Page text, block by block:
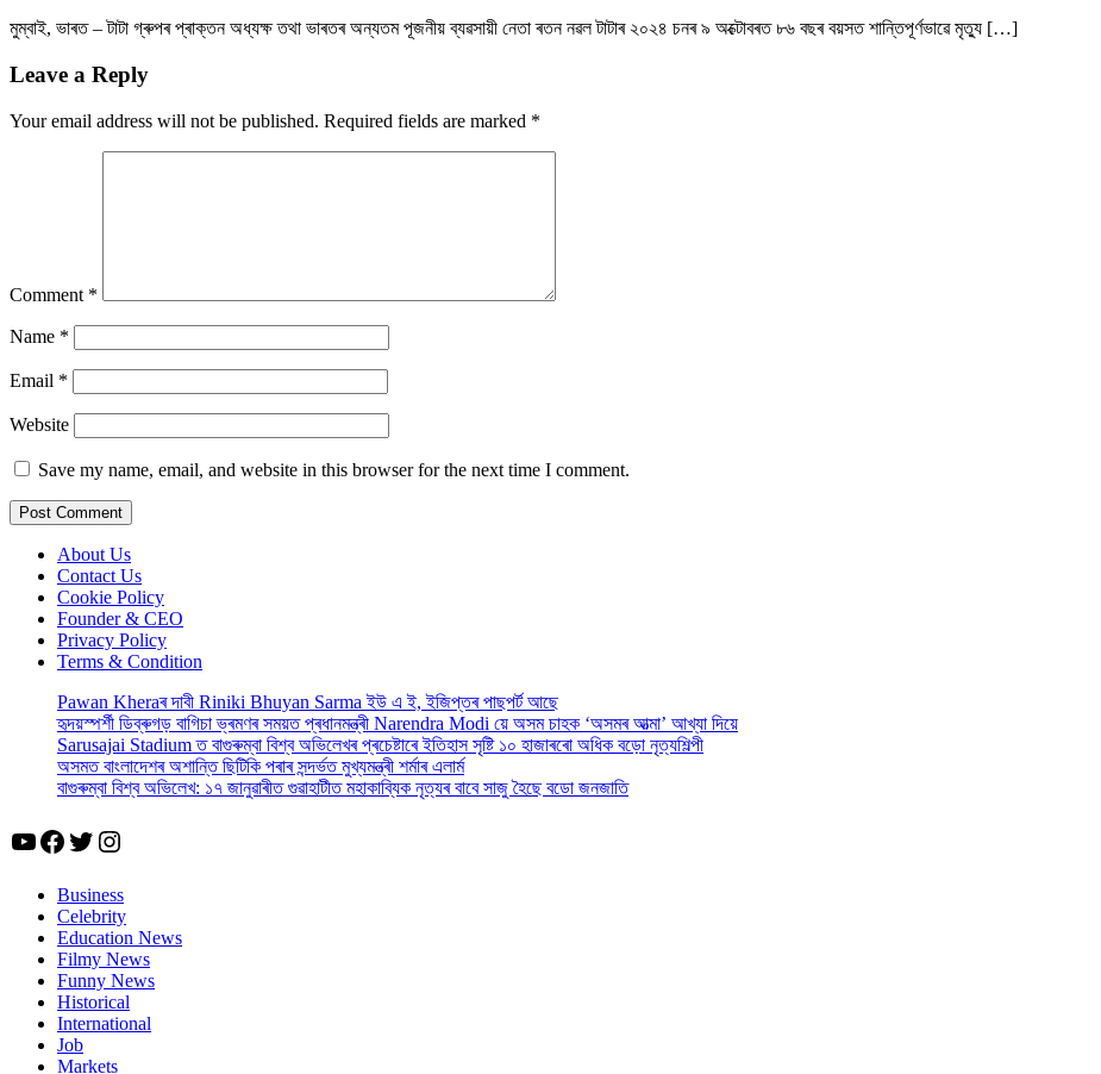
মুম্বাই, ভাৰত – টাটা গ্ৰুপৰ প্ৰাক্তন অধ্যক্ষ তথা ভাৰতৰ অন্যতম পূজনীয় ব্যৱসায়ী নেতা ৰতন নৱল টাটাৰ ২০২৪ চনৰ ৯ অক্টোবৰত ৮৬ বছৰ বয়সত শান্তিপূৰ্ণভাৱে মৃত্যু […]
Leave a Reply
Your email address will not be published. Required fields are marked *
Comment *
Name *
Email *
Website
Save my name, email, and website in this browser for the next time I comment.
About Us
Contact Us
Cookie Policy
Founder & CEO
Privacy Policy
Terms & Condition
Pawan Kheraৰ দাবী Riniki Bhuyan Sarma ইউ এ ই, ইজিপ্তৰ পাছপৰ্ট আছে
হৃদয়স্পৰ্শী ডিব্ৰুগড় বাগিচা ভ্ৰমণৰ সময়ত প্ৰধানমন্ত্ৰী Narendra Modi য়ে অসম চাহক ‘অসমৰ আত্মা’ আখ্যা দিয়ে
Sarusajai Stadium ত বাগুৰুম্বা বিশ্ব অভিলেখৰ প্ৰচেষ্টাৰে ইতিহাস সৃষ্টি ১০ হাজাৰৰো অধিক বড়ো নৃত্যশিল্পী
অসমত বাংলাদেশৰ অশান্তি ছিটিকি পৰাৰ সন্দৰ্ভত মুখ্যমন্ত্ৰী শৰ্মাৰ এলাৰ্ম
বাগুৰুম্বা বিশ্ব অভিলেখ: ১৭ জানুৱাৰীত গুৱাহাটীত মহাকাব্যিক নৃত্যৰ বাবে সাজু হৈছে বডো জনজাতি
YouTube
Facebook
Twitter
Instagram
Business
Celebrity
Education News
Filmy News
Funny News
Historical
International
Job
Markets